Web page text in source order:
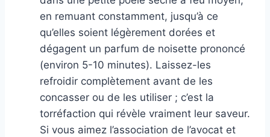
en remuant constamment, jusqu’à ce
qu’elles soient légèrement dorées et
dégagent un parfum de noisette prononcé
(environ 5-10 minutes). Laissez-les
refroidir complètement avant de les
concasser ou de les utiliser ; c’est la
torréfaction qui révèle vraiment leur saveur.
Si vous aimez l’association de l’avocat et